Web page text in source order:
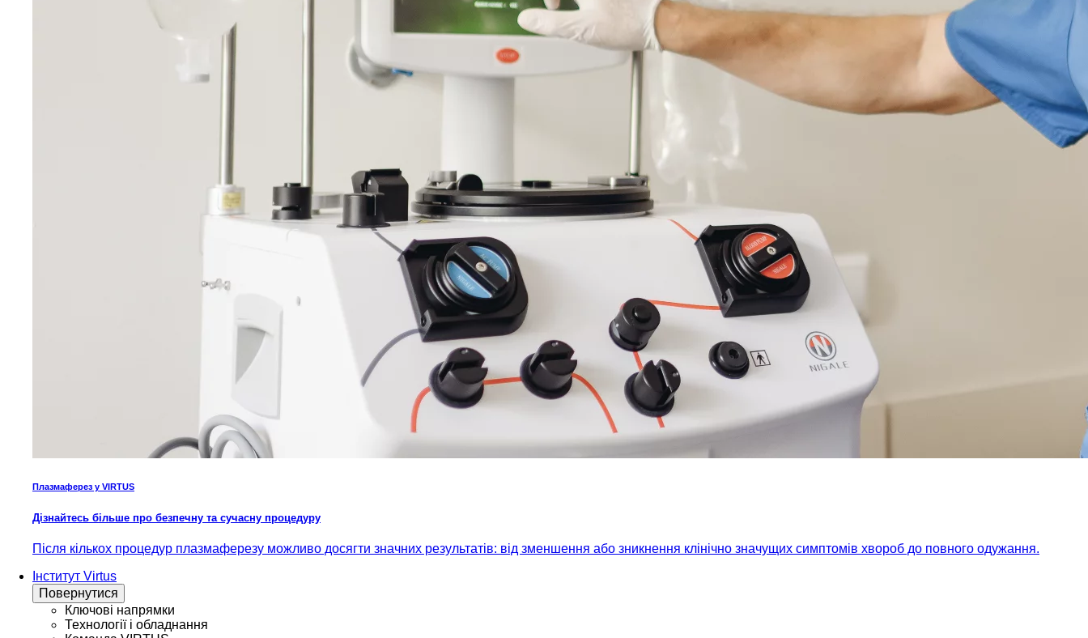
Плазмаферез у VIRTUS
Дізнайтесь більше про безпечну та сучасну процедуру
Після кількох процедур плазмаферезу можливо досягти значних результатів: від зменшення або зникнення клінічно значущих симптомів хвороб до повного одужання.
Інститут Virtus
Повернутися
Ключові напрямки
Технології і обладнання